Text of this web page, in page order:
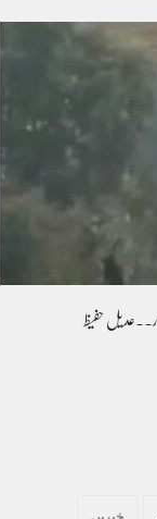
بڑھتا ہوا رجحان اور راولپنڈی
پر پابندی ایک نیا تنازعہ
October 14,
حفیظ